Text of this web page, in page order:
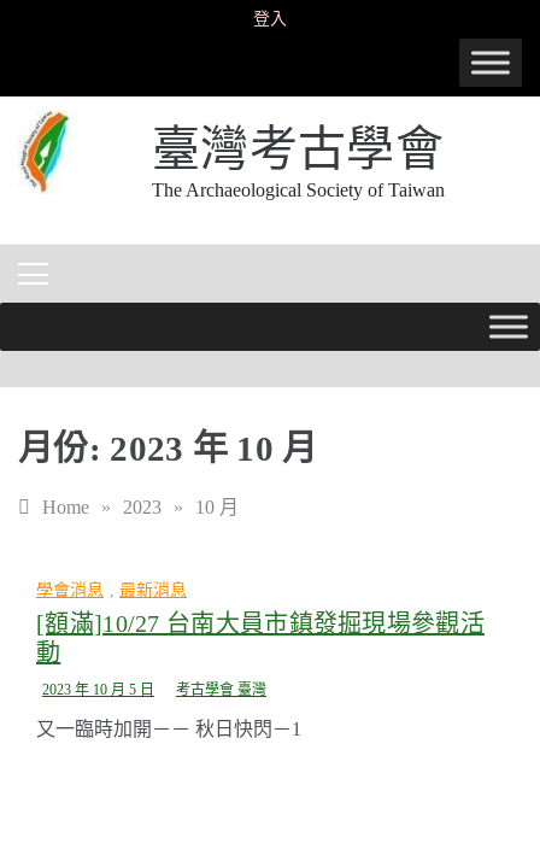
登入
臺灣考古學會
The Archaeological Society of Taiwan
月份: 2023 年 10 月
Home » 2023 » 10 月
學會消息 最新消息
[額滿]10/27 台南大員市鎮發掘現場參觀活
動
2023 年 10 月 5 日 考古學會 臺灣
又一臨時加開－－ 秋日快閃－1